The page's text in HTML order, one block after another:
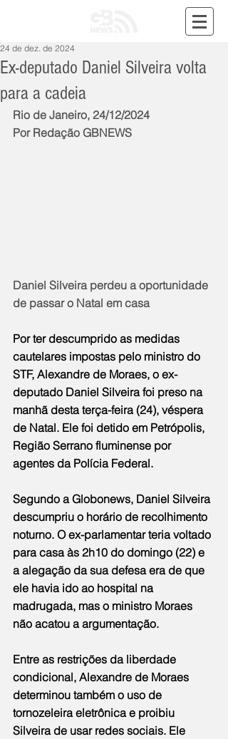
Ex-deputado Daniel Silveira volta
para a cadeia
24 de dez. de 2024
Rio de Janeiro, 24/12/2024
Por Redação GBNEWS
Daniel Silveira perdeu a oportunidade
de passar o Natal em casa
Por ter descumprido as medidas
cautelares impostas pelo ministro do
STF, Alexandre de Moraes, o ex-
deputado Daniel Silveira foi preso na
manhã desta terça-feira (24), véspera
de Natal. Ele foi detido em Petrópolis,
Região Serrano fluminense por
agentes da Polícia Federal.
Segundo a Globonews, Daniel Silveira
descumpriu o horário de recolhimento
noturno. O ex-parlamentar teria voltado
para casa às 2h10 do domingo (22) e
a alegação da sua defesa era de que
ele havia ido ao hospital na
madrugada, mas o ministro Moraes
não acatou a argumentação.
Entre as restrições da liberdade
condicional, Alexandre de Moraes
determinou também o uso de
tornozeleira eletrônica e proibiu
Silveira de usar redes sociais. Ele